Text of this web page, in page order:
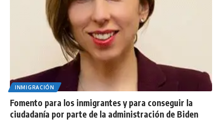
INMIGRACIÓN
Fomento para los inmigrantes y para conseguir la
ciudadanía por parte de la administración de Biden